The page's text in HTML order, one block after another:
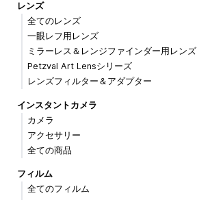
レンズ
全てのレンズ
一眼レフ用レンズ
ミラーレス＆レンジファインダー用レンズ
Petzval Art Lensシリーズ
レンズフィルター＆アダプター
インスタントカメラ
カメラ
アクセサリー
全ての商品
フィルム
全てのフィルム